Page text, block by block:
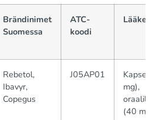
Brändinimet
Suomessa
ATC-
koodi
Rebetol,
Ibavyr,
Copegus
J05AP01
Kapselit
mg),
(40 mg/